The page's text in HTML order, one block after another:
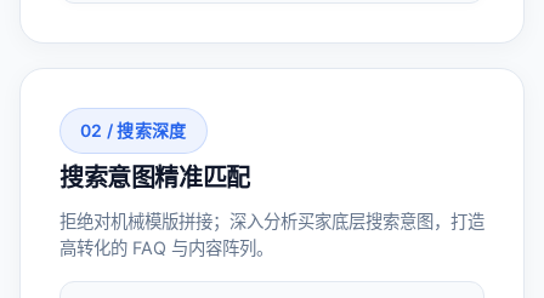
02 / 搜索深度
搜索意图精准匹配
拒绝对机械模版拼接；深入分析买家底层搜索意图，打造
高转化的 FAQ 与内容阵列。